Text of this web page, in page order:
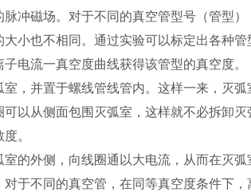
冲磁场。对于不同的真空管型号（管型）
小也不相同。通过实验可以标定出各种管
电流一真空度曲线获得该管型的真空度。
，并置于螺线管线管内。这样一来，灭弧
以从侧面包围灭弧室，这样就不必拆卸灭
。
的外侧，向线圈通以大电流，从而在灭弧
于不同的真空管，在同等真空度条件下，